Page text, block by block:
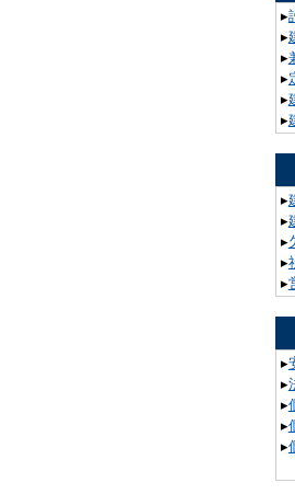
▸
▸
▸
▸
▸
▸
▸
▸
▸
▸
▸
▸
▸
▸
▸
▸